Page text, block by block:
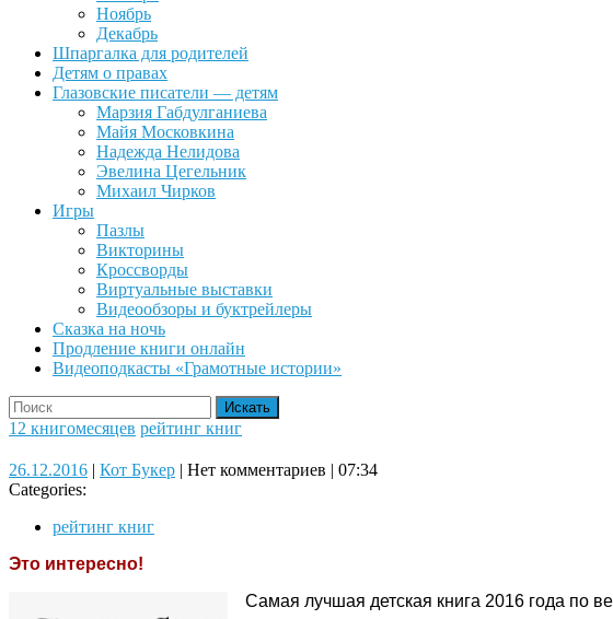
Ноябрь
Декабрь
Шпаргалка для родителей
Детям о правах
Глазовские писатели — детям
Марзия Габдулганиева
Майя Московкина
Надежда Нелидова
Эвелина Цегельник
Михаил Чирков
Игры
Пазлы
Викторины
Кроссворды
Виртуальные выставки
Видеообзоры и буктрейлеры
Сказка на ночь
Продление книги онлайн
Видеоподкасты «Грамотные истории»
Close
Button
Search
for:
12 книгомесяцев рейтинг книг
26.12.201626.12.2016
| Кот БукерКот
| Нет комментариев | 07:34
Categories:
рейтинг книг
Это интересно!
Самая лучшая детская книга 2016 года по